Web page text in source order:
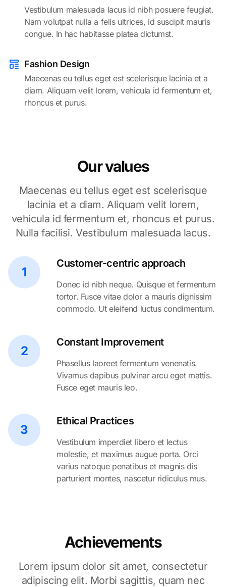
Vestibulum malesuada lacus id nibh posuere feugiat.
Nam volutpat nulla a felis ultrices, id suscipit mauris
congue. In hac habitasse platea dictumst.
Fashion Design
Maecenas eu tellus eget est scelerisque lacinia et a
diam. Aliquam velit lorem, vehicula id fermentum et,
rhoncus et purus.
Our values
Maecenas eu tellus eget est scelerisque
lacinia et a diam. Aliquam velit lorem,
vehicula id fermentum et, rhoncus et purus.
Nulla facilisi. Vestibulum malesuada lacus.
1
Customer-centric approach
Donec id nibh neque. Quisque et fermentum
tortor. Fusce vitae dolor a mauris dignissim
commodo. Ut eleifend luctus condimentum.
2
Constant Improvement
Phasellus laoreet fermentum venenatis.
Vivamus dapibus pulvinar arcu eget mattis.
Fusce eget mauris leo.
3
Ethical Practices
Vestibulum imperdiet libero et lectus
molestie, et maximus augue porta. Orci
varius natoque penatibus et magnis dis
parturient montes, nascetur ridiculus mus.
Achievements
Lorem ipsum dolor sit amet, consectetur
adipiscing elit. Morbi sagittis, quam nec